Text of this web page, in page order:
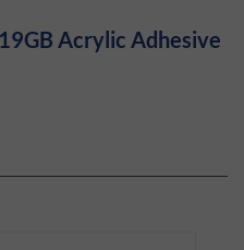
Acrylic Adhesive